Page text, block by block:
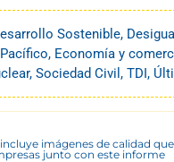
Sostenible,
, Economía y
, Sociedad Civil , TDI,
imágenes de calidad
junto con este informe